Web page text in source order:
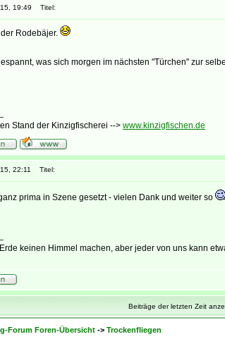
19:49 Titel:
Rodebäjer.
was sich morgen im nächsten "Türchen" zur
Stand der Kinzigfischerei --> www.kinzigfischen.de
22:11 Titel:
prima in Szene gesetzt - vielen Dank und weiter so
keinen Himmel machen, aber jeder von uns kann
Beiträge der letzten Zeit
Forum Foren-Übersicht -> Trockenfliegen